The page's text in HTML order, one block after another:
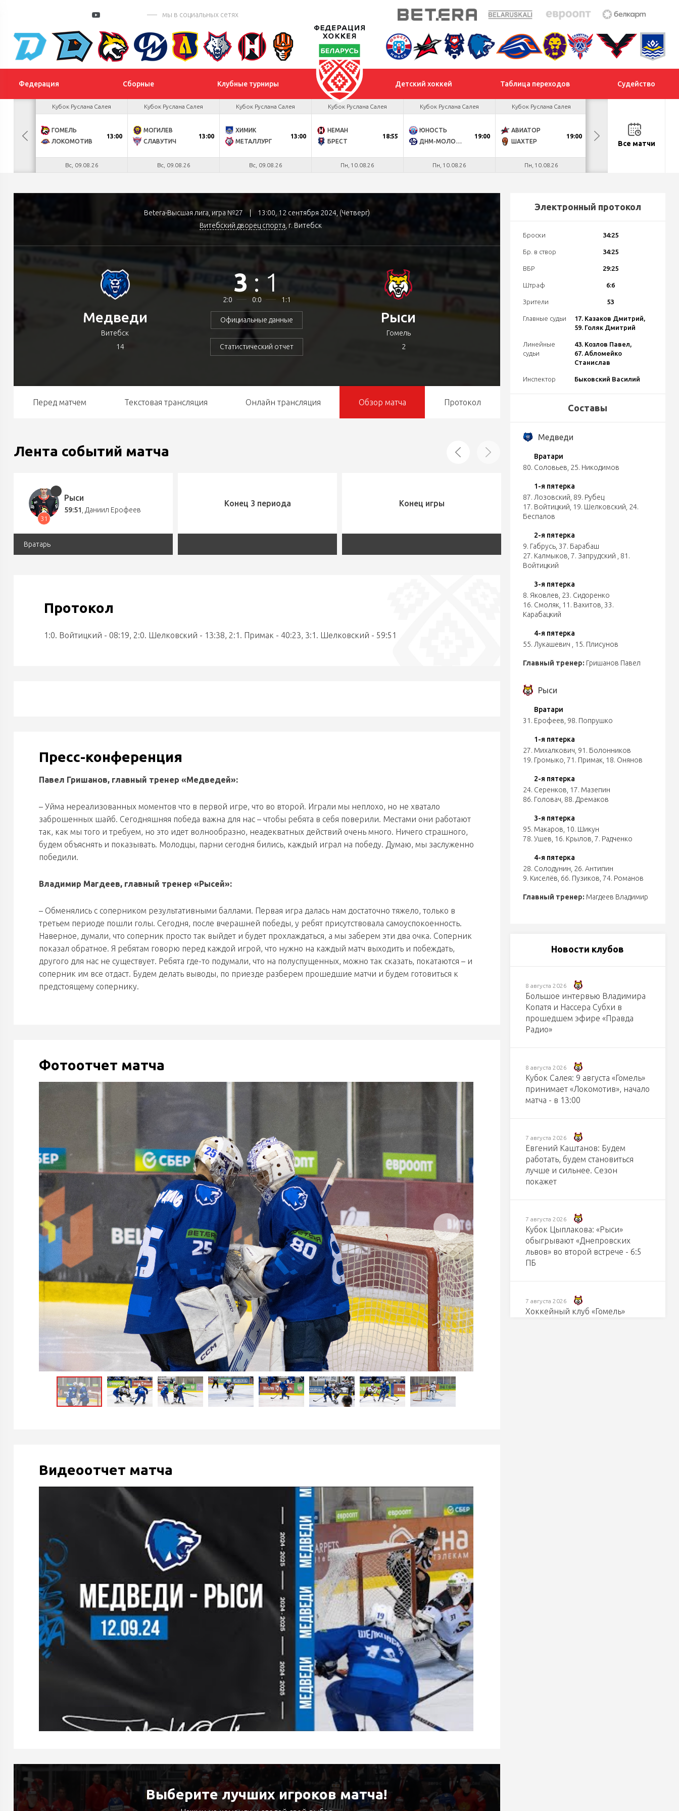
мы в социальных сетях
Федерация Сборные Клубные турниры Детский хоккей Таблица переходов Судейство
БУЛ
Кубок Руслана Салея
ГОМЕЛЬ
ЛОКОМОТИВ
13:00
Вс, 09.08.26
Кубок Руслана Салея
МОГИЛЕВ
СЛАВУТИЧ
13:00
Вс, 09.08.26
Кубок Руслана Салея
ХИМИК
МЕТАЛЛУРГ
13:00
Вс, 09.08.26
Кубок Руслана Салея
НЕМАН
БРЕСТ
18:55
Пн, 10.08.26
Кубок Руслана Салея
ЮНОСТЬ
ДНМ-МОЛОДЕЧНО
19:00
Пн, 10.08.26
Кубок Руслана Салея
АВИАТОР
ШАХТЕР
19:00
Пн, 10.08.26
МОГИЛЕВ
МЕТАЛЛУРГ
Все матчи
Betera-Высшая лига, игра №27 |
13:00, 12 сентября 2024, (Четверг)
Витебский дворец спорта , г. Витебск
Медведи
Витебск
14
3 :1
2:0 0:0 1:1
Официальные данные
Статистический отчет
Рыси
Гомель
2
Перед матчем Текстовая трансляция Онлайн трансляция Обзор матча Протокол
Лента событий матча
31
Рыси
59:51 Даниил Ерофеев
Вратарь
Конец 3 периода Конец игры
Протокол
1:0. Войтицкий - 08:19, 2:0. Шелковский - 13:38, 2:1. Примак - 40:23, 3:1. Шелковский - 59:51
Пресс-конференция
Павел Гришанов, главный тренер «Медведей»:
– Уйма нереализованных моментов что в первой игре, что во второй. Играли мы неплохо, но не хватало
заброшенных шайб. Сегодняшняя победа важна для нас – чтобы ребята в себя поверили. Местами они работают
так, как мы того и требуем, но это идет волнообразно, неадекватных действий очень много. Ничего страшного,
будем объяснять и показывать. Молодцы, парни сегодня бились, каждый играл на победу. Думаю, мы заслуженно
победили.
Владимир Магдеев, главный тренер «Рысей»:
– Обменялись с соперником результативными баллами. Первая игра далась нам достаточно тяжело, только в
третьем периоде пошли голы. Сегодня, после вчерашней победы, у ребят присутствовала самоуспокоенность.
Наверное, думали, что соперник просто так выйдет и будет прохлаждаться, а мы заберем эти два очка. Соперник
показал обратное. Я ребятам говорю перед каждой игрой, что нужно на каждый матч выходить и побеждать,
другого для нас не существует. Ребята где-то подумали, что на полуспущенных, можно так сказать, покатаются – и
соперник им все отдаст. Будем делать выводы, по приезде разберем прошедшие матчи и будем готовиться к
предстоящему сопернику.
Фотоотчет матча
Видеоотчет матча
Выберите лучших игроков матча!
Электронный протокол
Броски 34:25
Бр. в створ 34:25
ВБР 29:25
Штраф 6:6
Зрители 53
Главные судьи
17. Казаков Дмитрий,
59. Голяк Дмитрий
Линейные
судьи
43. Козлов Павел,
67. Абломейко
Станислав
Инспектор Быковский Василий
Составы
Медведи
Вратари
80. Соловьев 25. Никодимов
1-я пятерка
87. Лозовский 89. Рубец
17. Войтицкий 19. Шелковский 24.
Беспалов
2-я пятерка
9. Габрусь, 37. Барабаш
27. Калмыков 7. Запрудский
81.
Войтицкий
3-я пятерка
8. Яковлев 23. Сидоренко
16. Смоляк 11. Вахитов 33.
Карабацкий
4-я пятерка
55. Лукашевич
15. Плисунов
Главный тренер: Гришанов Павел
Рыси
Вратари
31. Ерофеев 98. Попрушко
1-я пятерка
27. Михалкович 91. Болонников
19. Громыко 71. Примак 18. Онянов
2-я пятерка
24. Серенков 17. Мазепин
86. Головач 88. Дремаков
3-я пятерка
95. Макаров 10. Шикун
78. Ушев 16. Крылов 7. Радченко
4-я пятерка
28. Солодунин 26. Антипин
9. Киселёв 66. Пузиков 74. Романов
Главный тренер: Магдеев Владимир
Новости клубов
8 августа 2026
Большое интервью Владимира
Копатя и Нассера Субхи в
прошедшем эфире «Правда
Радио»
8 августа 2026
Кубок Салея: 9 августа «Гомель»
принимает «Локомотив», начало
матча - в 13:00
7 августа 2026
Евгений Каштанов: Будем
работать, будем становиться
лучше и сильнее. Сезон
покажет
7 августа 2026
Кубок Цыплакова: «Рыси»
обыгрывают «Днепровских
львов» во второй встрече - 6:5
ПБ
7 августа 2026
Хоккейный клуб «Гомель»